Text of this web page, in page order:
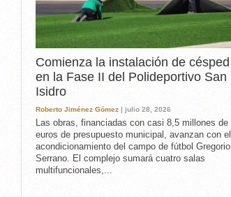
Comienza la instalación de césped
en la Fase II del Polideportivo San
Isidro
Roberto Jiménez Gómez | julio 28, 2026
Las obras, financiadas con casi 8,5 millones de
euros de presupuesto municipal, avanzan con el
acondicionamiento del campo de fútbol Gregorio
Serrano. El complejo sumará cuatro salas
multifuncionales,...